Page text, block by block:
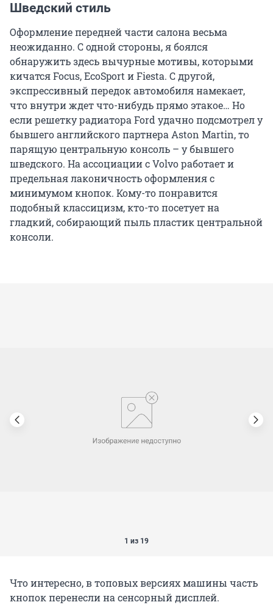
Шведский стиль
Оформление передней части салона весьма
неожиданно. С одной стороны, я боялся
обнаружить здесь вычурные мотивы, которыми
кичатся Focus, EcoSport и Fiesta. С другой,
экспрессивный передок автомобиля намекает,
что внутри ждет что-нибудь прямо этакое… Но
если решетку радиатора Ford удачно подсмотрел у
бывшего английского партнера Aston Martin, то
парящую центральную консоль – у бывшего
шведского. На ассоциации с Volvo работает и
предельная лаконичность оформления с
минимумом кнопок. Кому-то понравится
подобный классицизм, кто-то посетует на
гладкий, собирающий пыль пластик центральной
консоли.
1 из 19
Что интересно, в топовых версиях машины часть
кнопок перенесли на сенсорный дисплей.